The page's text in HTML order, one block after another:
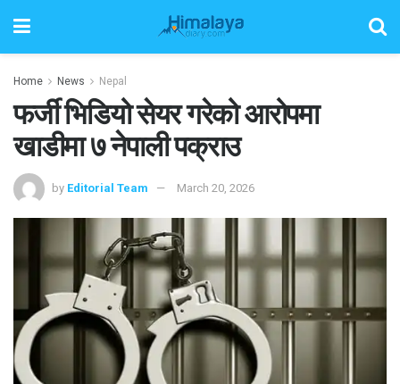
Home News Nepal
फर्जी भिडियो सेयर गरेको आरोपमा
खाडीमा ७ नेपाली पक्राउ
by Editorial Team March 20, 2026